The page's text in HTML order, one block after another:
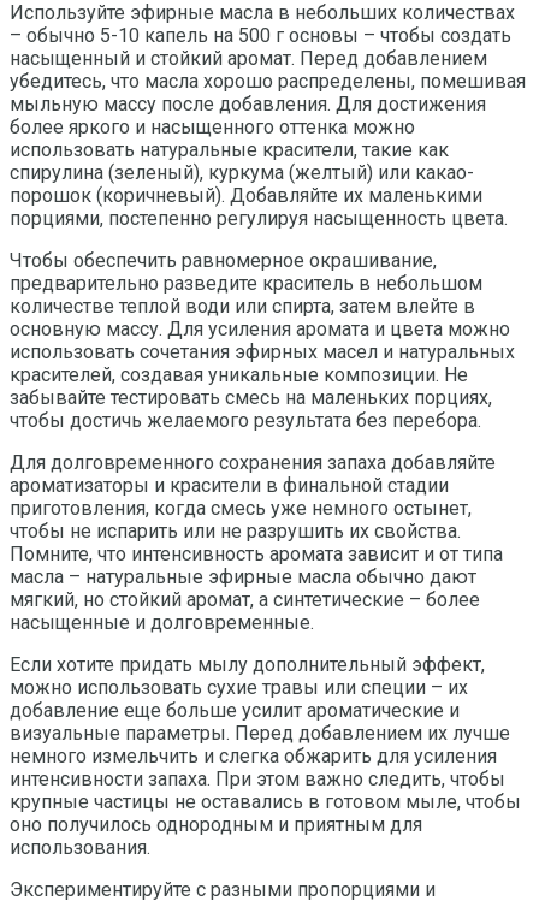
Используйте эфирные масла в небольших количествах
– обычно 5-10 капель на 500 г основы – чтобы создать
насыщенный и стойкий аромат. Перед добавлением
убедитесь, что масла хорошо распределены, помешивая
мыльную массу после добавления. Для достижения
более яркого и насыщенного оттенка можно
использовать натуральные красители, такие как
спирулина (зеленый), куркума (желтый) или какао-
порошок (коричневый). Добавляйте их маленькими
порциями, постепенно регулируя насыщенность цвета.
Чтобы обеспечить равномерное окрашивание,
предварительно разведите краситель в небольшом
количестве теплой води или спирта, затем влейте в
основную массу. Для усиления аромата и цвета можно
использовать сочетания эфирных масел и натуральных
красителей, создавая уникальные композиции. Не
забывайте тестировать смесь на маленьких порциях,
чтобы достичь желаемого результата без перебора.
Для долговременного сохранения запаха добавляйте
ароматизаторы и красители в финальной стадии
приготовления, когда смесь уже немного остынет,
чтобы не испарить или не разрушить их свойства.
Помните, что интенсивность аромата зависит и от типа
масла – натуральные эфирные масла обычно дают
мягкий, но стойкий аромат, а синтетические – более
насыщенные и долговременные.
Если хотите придать мылу дополнительный эффект,
можно использовать сухие травы или специи – их
добавление еще больше усилит ароматические и
визуальные параметры. Перед добавлением их лучше
немного измельчить и слегка обжарить для усиления
интенсивности запаха. При этом важно следить, чтобы
крупные частицы не оставались в готовом мыле, чтобы
оно получилось однородным и приятным для
использования.
Экспериментируйте с разными пропорциями и